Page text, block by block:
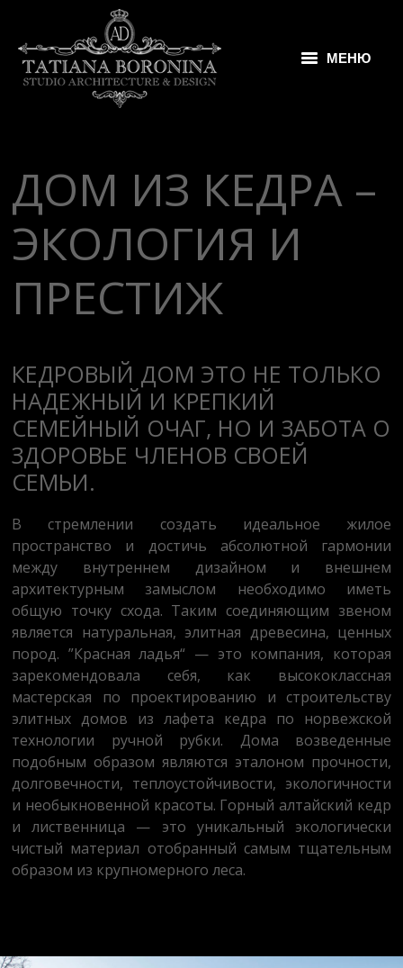
МЕНЮ
ЗАГОРОДНЫЕ ДОМА
КОМПЛЕКТАЦИЯ
ПРЕССА
УСЛУГИ И ЦЕНЫ
ДОМ ИЗ КЕДРА –
ЭКОЛОГИЯ И
ПРЕСТИЖ
КЕДРОВЫЙ ДОМ ЭТО НЕ ТОЛЬКО
НАДЕЖНЫЙ И КРЕПКИЙ
СЕМЕЙНЫЙ ОЧАГ, НО И ЗАБОТА О
ЗДОРОВЬЕ ЧЛЕНОВ СВОЕЙ
СЕМЬИ.
В стремлении создать идеальное жилое
пространство и достичь абсолютной гармонии
между внутреннем дизайном и внешнем
архитектурным замыслом необходимо иметь
общую точку схода. Таким соединяющим звеном
является натуральная, элитная древесина, ценных
пород. ”Красная ладья“ — это компания, которая
зарекомендовала себя, как высококлассная
мастерская по проектированию и строительству
элитных домов из лафета кедра по норвежской
технологии ручной рубки. Дома возведенные
подобным образом являются эталоном прочности,
долговечности, теплоустойчивости, экологичности
и необыкновенной красоты. Горный алтайский кедр
и лиственница — это уникальный экологически
чистый материал отобранный самым тщательным
образом из крупномерного леса.